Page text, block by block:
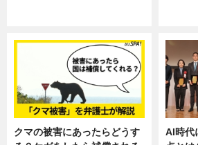
クマの被害にあったらどうす
AI時代